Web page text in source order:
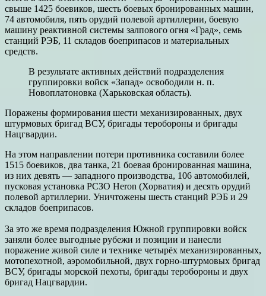
свыше 1425 боевиков, шесть боевых бронированных машин,
74 автомобиля, пять орудий полевой артиллерии, боевую
машину реактивной системы залпового огня «Град», семь
станций РЭБ, 11 складов боеприпасов и материальных
средств.
В результате активных действий подразделения
группировки войск «Запад» освободили н. п.
Новоплатоновка (Харьковская область).
Поражены формирования шести механизированных, двух
штурмовых бригад ВСУ, бригады теробороны и бригады
Нацгвардии.
На этом направлении потери противника составили более
1515 боевиков, два танка, 21 боевая бронированная машина,
из них девять — западного производства, 106 автомобилей,
пусковая установка РСЗО Heron (Хорватия) и десять орудий
полевой артиллерии. Уничтожены шесть станций РЭБ и 29
складов боеприпасов.
За это же время подразделения Южной группировки войск
заняли более выгодные рубежи и позиции и нанесли
поражение живой силе и технике четырёх механизированных,
мотопехотной, аэромобильной, двух горно-штурмовых бригад
ВСУ, бригады морской пехоты, бригады теробороны и двух
бригад Нацгвардии.